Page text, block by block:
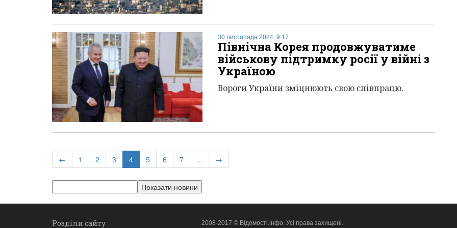
30 листопада 2024, 9:17
Північна Корея продовжуватиме
військову підтримку росії у війні з
Україною
Вороги України зміцнюють свою співпрацю.
← 1 2 3 4(current)
5 6 7 ... →
Розділи сайту 2008-2017 © Відомості.інфо. Усі права захищені.